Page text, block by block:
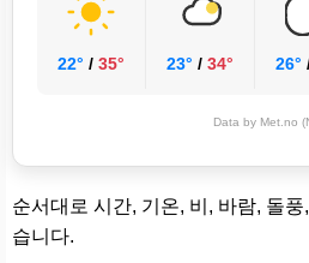
22° / 35° 23° / 34° 26°
Data by Met.no
순서대로 시간, 기온, 비, 바람, 돌
습니다.